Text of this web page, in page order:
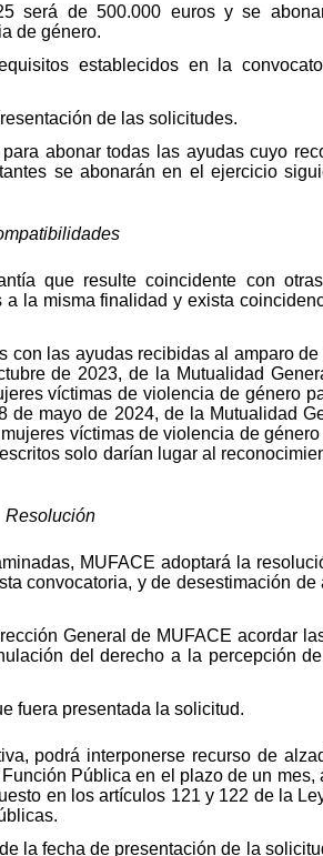
será de 500.000 euros y se
de género.
establecidos en la
de las solicitudes.
abonar todas las ayudas cuyo
se abonarán en el ejercicio
que resulte coincidente con
la misma finalidad y exista
con las ayudas recibidas al amparo
de 2023, de la Mutualidad
víctimas de violencia de género
mayo de 2024, de la Mutualidad
víctimas de violencia de
solo darían lugar al
MUFACE adoptará la
convocatoria, y de desestimación
General de MUFACE acordar
del derecho a la percepción
fuera presentada la solicitud.
podrá interponerse recurso de
Pública en el plazo de un
en los artículos 121 y 122 de la
la fecha de presentación de la